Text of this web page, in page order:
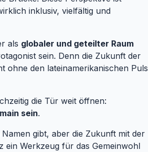
inklusiv, vielfältig und
als globaler und geteilter Raum
sein. Denn die Zukunft der
ohne den lateinamerikanischen Puls
die Tür weit öffnen:
sein.
gibt, aber die Zukunft mit der
ein Werkzeug für das Gemeinwohl